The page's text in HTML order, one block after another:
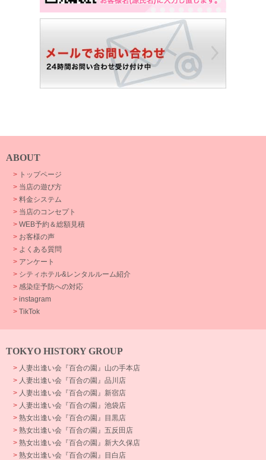
ABOUT
> トップページ
> 当店の遊び方
> 料金システム
> 当店のコンセプト
> WEB予約＆総額見積
> お客様の声
> よくある質問
> アンケート
> シティホテル&レンタルルーム紹介
> 感染症予防への対応
> instagram
> TikTok
TOKYO HISTORY GROUP
> 人妻出逢い会『百合の園』山の手本店
> 人妻出逢い会『百合の園』品川店
> 人妻出逢い会『百合の園』新宿店
> 人妻出逢い会『百合の園』池袋店
> 熟女出逢い会『百合の園』目黒店
> 熟女出逢い会『百合の園』五反田店
> 熟女出逢い会『百合の園』新大久保店
> 熟女出逢い会『百合の園』目白店